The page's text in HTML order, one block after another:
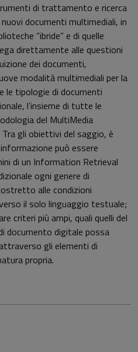
di trattamento e ricerca
documenti multimediali, in
“ibride” e di quelle
direttamente alle questioni
dei documenti,
modalità multimediali per la
le tipologie di documenti
l’insieme di tutte le
del MultiMedia
gli obiettivi del saggio, è
può essere
di un Information Retrieval
ogni genere di
alle condizioni
il solo linguaggio testuale;
criteri più ampi, quali quelli del
documento digitale possa
gli elementi di
propria.